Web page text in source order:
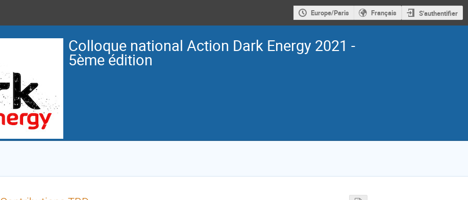
Europe/Paris Français S'authentifier
Colloque national Action Dark Energy 2021 -
5ème édition